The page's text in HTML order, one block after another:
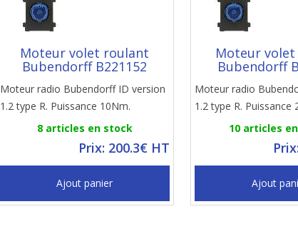
Moteur volet roulant
Bubendorff B221152
Moteur radio Bubendorff ID version
1.2 type R. Puissance 10Nm.
8 articles en stock
Prix: 200.3€ HT
Ajout panier
Moteur
Bubendorff
Moteur radio
1.2 type R. Puissance
10 articles
Ajout